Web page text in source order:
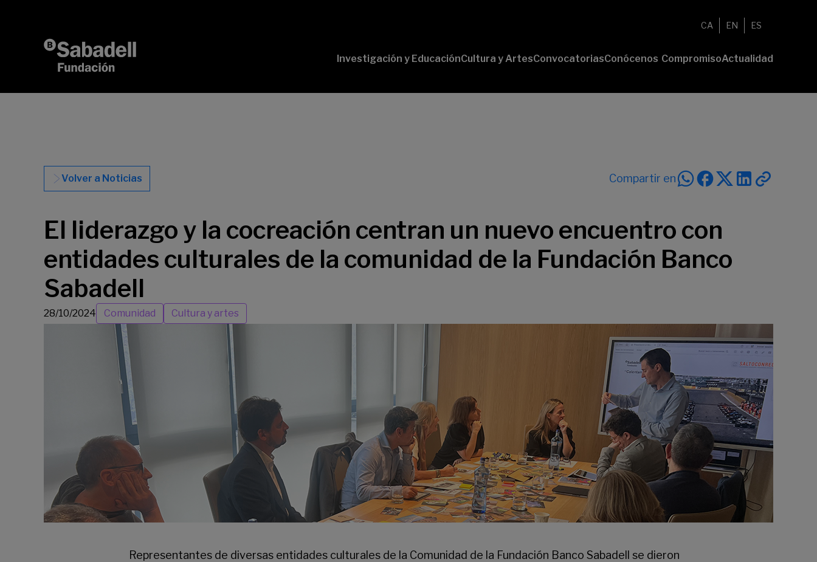
CA EN ES
Investigación y EducaciónCultura y ArtesConvocatoriasConócenos CompromisoActualidad
Volver a Noticias Compartir en
El liderazgo y la cocreación centran un nuevo encuentro con
entidades culturales de la comunidad de la Fundación Banco
Sabadell
28/10/2024 Comunidad Cultura y artes
Representantes de diversas entidades culturales de la Comunidad de la Fundación Banco Sabadell se dieron